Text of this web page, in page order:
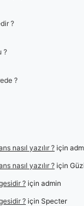
?
?
?
nasıl yazılır ?için
nasıl yazılır ?için
? için admin
? için Specter